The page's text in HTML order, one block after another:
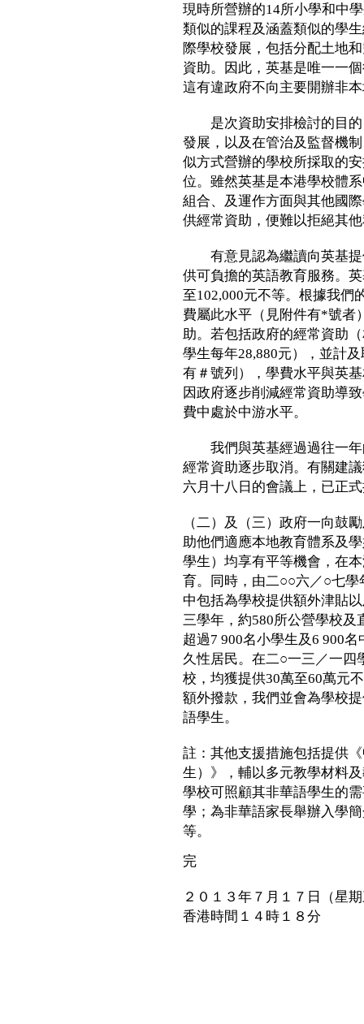
現時所營辦的14所小學和中
類似的課程及涵蓋類似的學
際學校發展，包括分配土地
資助。因此，英基是唯一一
這有違政府不向主要開辦非
是次資助安排檢討的目的
發展，以及在管治及監督機
似方式營辦的學校所採取的
位。雖然英基是本港學校體
組合、及運作方面與其他國
供經常資助，便難以拒絕其
有意見認為繼讀向英基提
供可負擔的英語教育服務。
至102,000元不等。根據我們
費屬此水平（見附件有*號者
助。若包括政府的經常資助
學生每年28,880元），並計
有＃號列），學費水平與英
因政府逐步削減經常資助導
費中處於中游水平。
我們與英基經過過往一年
經常資助逐步取消。有關建
六月十八日的會議上，已正
（二）及（三）政府一向鼓
助他們適應本地教育體系及
學生）均享有平等機會，在
育。同時，由二○○六／○七
中包括為學校提供額外津貼
三學年，約580所公營學校及
超過7 900名小學生及6 900
久性居民。在二○一三／一四
校，均獲提供30萬至60萬元
額外撥款，我們並會為學校
語學生。
註：其他支援措施包括提供
生）》，輔以多元教學材料
學校可照顧其非華語學生的
學；為非華語家長舉辦入學
等。
完
２０１３年７月１７日（星
香港時間１４時１８分